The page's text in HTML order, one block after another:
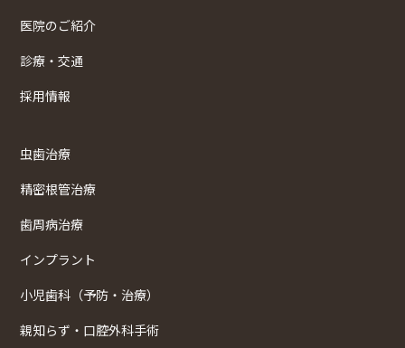
医院のご紹介
診療・交通
採用情報
虫歯治療
精密根管治療
歯周病治療
インプラント
小児歯科（予防・治療）
親知らず・口腔外科手術